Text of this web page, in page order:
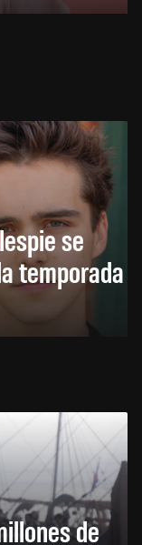
se
temporada
de